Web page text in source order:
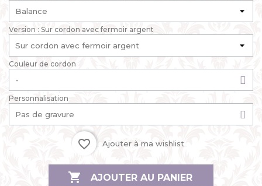
Version : Sur cordon avec fermoir argent
Couleur de cordon
Personnalisation
favorite_border Ajouter à ma wishlist
 AJOUTER AU PANIER